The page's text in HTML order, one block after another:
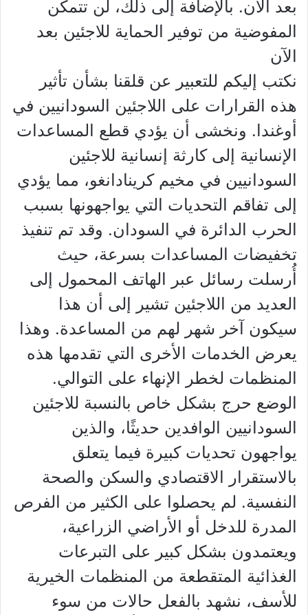
بعد الآن. بالإضافة إلى ذلك، لن تتمكن
المفوضية من توفير الحماية للاجئين بعد
الآن
نكتب إليكم للتعبير عن قلقنا بشأن تأثير
هذه القرارات على اللاجئين السودانيين في
أوغندا. ونخشى أن يؤدي قطع المساعدات
الإنسانية إلى كارثة إنسانية للاجئين
السودانيين في مخيم كرينادانغو، مما يؤدي
إلى تفاقم التحديات التي يواجهونها بسبب
الحرب الدائرة في السودان. وقد تم تنفيذ
تخفيضات المساعدات بسرعة، حيث
أُرسلت رسائل عبر الهاتف المحمول إلى
العديد من اللاجئين تشير إلى أن هذا
سيكون آخر شهر لهم من المساعدة. وهذا
يعرض الخدمات الأخرى التي تقدمها هذه
المنظمات لخطر الإنهاء على التوالي.
الوضع حرج بشكل خاص بالنسبة للاجئين
السودانيين الوافدين حديثًا، والذين
يواجهون تحديات كبيرة فيما يتعلق
بالاستقرار الاقتصادي والسكن والصحة
النفسية. لم يحصلوا على الكثير من الفرص
المدرة للدخل أو الأراضي الزراعية،
ويعتمدون بشكل كبير على التبرعات
الغذائية المتقطعة من المنظمات الخيرية
للأسف، نشهد بالفعل حالات من سوء